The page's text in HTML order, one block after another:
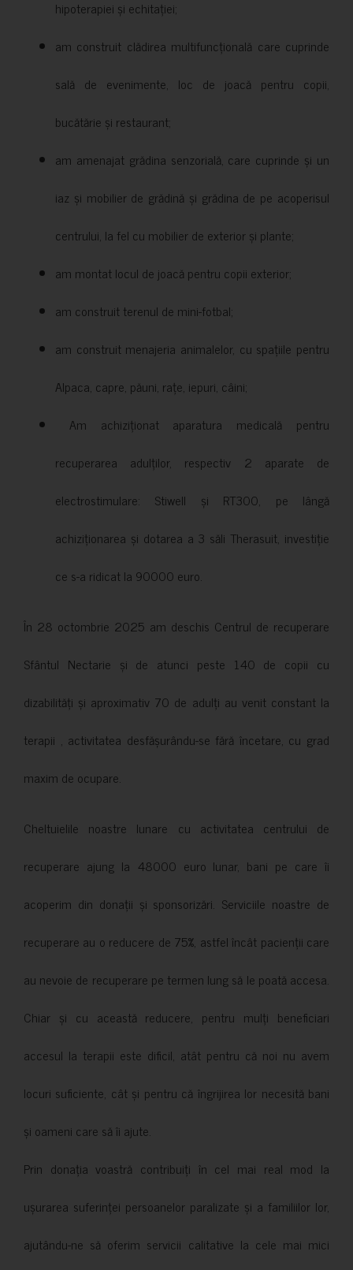
hipoterapiei și echitației;
am construit clădirea multifuncțională care cuprinde
sală de evenimente, loc de joacă pentru copii,
bucătărie și restaurant;
am amenajat grădina senzorială, care cuprinde și un
iaz și mobilier de grădină și grădina de pe acoperisul
centrului, la fel cu mobilier de exterior și plante;
am montat locul de joacă pentru copii exterior;
am construit terenul de mini-fotbal;
am construit menajeria animalelor, cu spațiile pentru
Alpaca, capre, păuni, rațe, iepuri, câini;
Am achiziționat aparatura medicală pentru
recuperarea adulților, respectiv 2 aparate de
electrostimulare: Stiwell și RT300, pe lângă
achiziționarea și dotarea a 3 săli Therasuit, investiție
ce s-a ridicat la 90000 euro.
În 28 octombrie 2025 am deschis Centrul de recuperare
Sfântul Nectarie și de atunci peste 140 de copii cu
dizabilități și aproximativ 70 de adulți au venit constant la
terapii , activitatea desfășurându-se fără încetare, cu grad
maxim de ocupare.
Cheltuielile noastre lunare cu activitatea centrului de
recuperare ajung la 48000 euro lunar, bani pe care îi
acoperim din donații și sponsorizări. Serviciile noastre de
recuperare au o reducere de 75%, astfel încât pacienții care
au nevoie de recuperare pe termen lung să le poată accesa.
Chiar și cu această reducere, pentru mulți beneficiari
accesul la terapii este dificil, atât pentru că noi nu avem
locuri suficiente, cât și pentru că îngrijirea lor necesită bani
și oameni care să îi ajute.
Prin donația voastră contribuiți în cel mai real mod la
ușurarea suferinței persoanelor paralizate și a familiilor lor,
ajutându-ne să oferim servicii calitative la cele mai mici